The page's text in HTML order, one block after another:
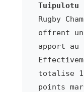
Tuipulotu
Rugby
offrent
apport
totalise
points